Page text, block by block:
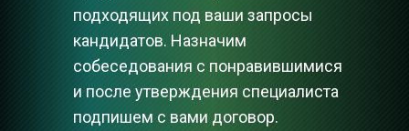
подходящих под ваши запросы
кандидатов. Назначим
собеседования с понравившимися
и после утверждения специалиста
подпишем с вами договор.